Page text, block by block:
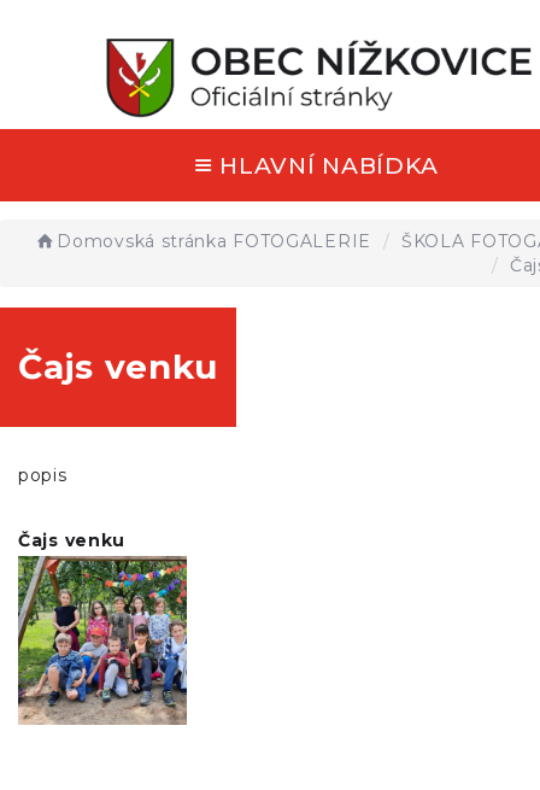
HLAVNÍ NABÍDKA
Domovská stránka FOTOGALERIE
ŠKOLA
Čajs venku
popis
Čajs venku